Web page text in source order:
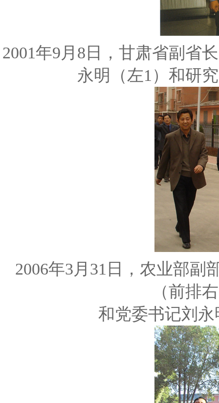
2001年9月8日，甘肃省副省
永明（左1）和研
2006年3月31日，农业部副
（前排
和党委书记刘